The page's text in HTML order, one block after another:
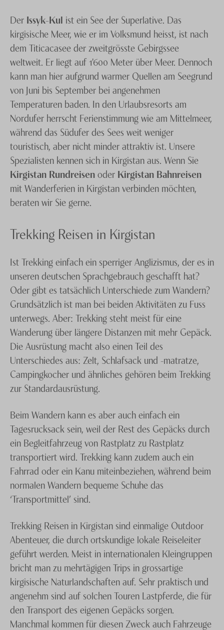
Der Issyk-Kul ist ein See der Superlative. Das
kirgisische Meer, wie er im Volksmund heisst, ist nach
dem Titicacasee der zweitgrösste Gebirgssee
weltweit. Er liegt auf 1'600 Meter über Meer. Dennoch
kann man hier aufgrund warmer Quellen am Seegrund
von Juni bis September bei angenehmen
Temperaturen baden. In den Urlaubsresorts am
Nordufer herrscht Ferienstimmung wie am Mittelmeer,
während das Südufer des Sees weit weniger
touristisch, aber nicht minder attraktiv ist. Unsere
Spezialisten kennen sich in Kirgistan aus. Wenn Sie
Kirgistan Rundreisenoder Kirgistan Bahnreisen
mit Wanderferien in Kirgistan verbinden möchten,
beraten wir Sie gerne.
Trekking Reisen in Kirgistan
Ist Trekking einfach ein sperriger Anglizismus, der es in
unseren deutschen Sprachgebrauch geschafft hat?
Oder gibt es tatsächlich Unterschiede zum Wandern?
Grundsätzlich ist man bei beiden Aktivitäten zu Fuss
unterwegs. Aber: Trekking steht meist für eine
Wanderung über längere Distanzen mit mehr Gepäck.
Die Ausrüstung macht also einen Teil des
Unterschiedes aus: Zelt, Schlafsack und -matratze,
Campingkocher und ähnliches gehören beim Trekking
zur Standardausrüstung.
Beim Wandern kann es aber auch einfach ein
Tagesrucksack sein, weil der Rest des Gepäcks durch
ein Begleitfahrzeug von Rastplatz zu Rastplatz
transportiert wird. Trekking kann zudem auch ein
Fahrrad oder ein Kanu miteinbeziehen, während beim
normalen Wandern bequeme Schuhe das
‘Transportmittel’ sind.
Trekking Reisen in Kirgistan sind einmalige Outdoor
Abenteuer, die durch ortskundige lokale Reiseleiter
geführt werden. Meist in internationalen Kleingruppen
bricht man zu mehrtägigen Trips in grossartige
kirgisische Naturlandschaften auf. Sehr praktisch und
angenehm sind auf solchen Touren Lastpferde, die für
den Transport des eigenen Gepäcks sorgen.
Manchmal kommen für diesen Zweck auch Fahrzeuge